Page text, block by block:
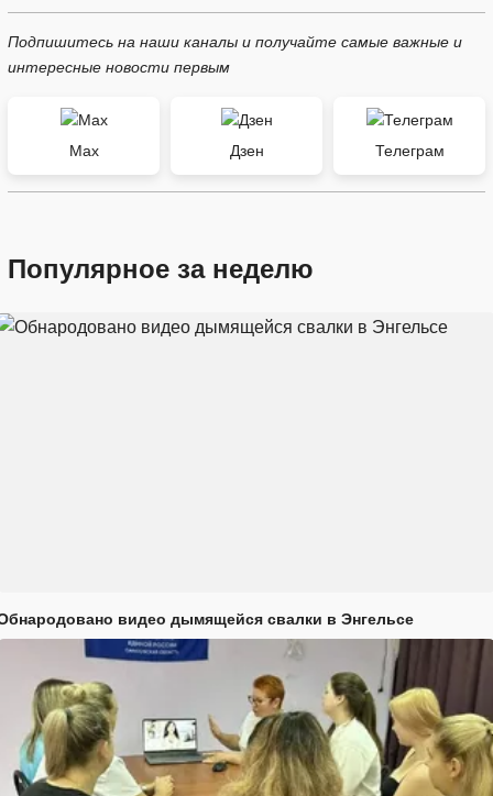
Подпишитесь на наши каналы и получайте самые важные и
интересные новости первым
Max Дзен Телеграм
Популярное за неделю
видео дымящейся свалки в Энгельсе